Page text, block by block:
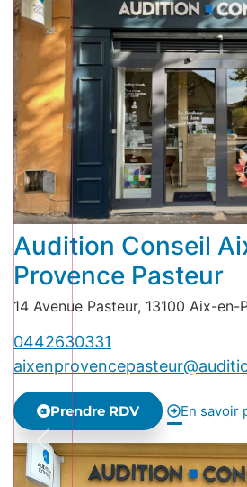
Audition Conseil
Provence Pasteur
14 Avenue Pasteur, 13100 Aix-en-
0442630331
Prendre RDV En savoir